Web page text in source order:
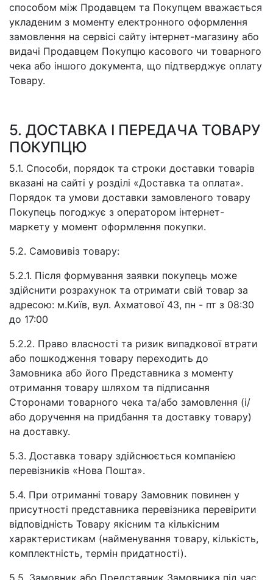
способом між Продавцем та Покупцем вважається
укладеним з моменту електронного оформлення
замовлення на сервісі сайту інтернет-магазину або
видачі Продавцем Покупцю касового чи товарного
чека або іншого документа, що підтверджує оплату
Товару.
5. ДОСТАВКА І ПЕРЕДАЧА ТОВАРУ
ПОКУПЦЮ
5.1. Способи, порядок та строки доставки товарів
вказані на сайті у розділі «Доставка та оплата».
Порядок та умови доставки замовленого товару
Покупець погоджує з оператором інтернет-
маркету у момент оформлення покупки.
5.2. Самовивіз товару:
5.2.1. Після формування заявки покупець може
здійснити розрахунок та отримати свій товар за
адресою: м.Київ, вул. Ахматової 43, пн - пт з 08:30
до 17:00
5.2.2. Право власності та ризик випадкової втрати
або пошкодження товару переходить до
Замовника або його Представника з моменту
отримання товару шляхом та підписання
Сторонами товарного чека та/або замовлення (і/
або доручення на придбання та доставку товару)
на доставку.
5.3. Доставка товару здійснюється компанією
перевізників «Нова Пошта».
5.4. При отриманні товару Замовник повинен у
присутності представника перевізника перевірити
відповідність Товару якісним та кількісним
характеристикам (найменування товару, кількість,
комплектність, термін придатності).
5.5. Замовник або Представник Замовника під час